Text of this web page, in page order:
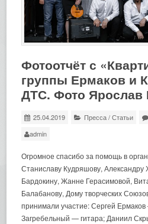
Фотоотчёт с
группы Ермаков и
ДТС. Фото Ярослав
25.04.2019 Пресса/Статьи
admin
Огромное спасибо за помощь в
Станиславу Кудряшову, Александру
Бардокину, Жанне Герасимовой,
Балабанову, Дому творческих
принимали участие: Сергей
Загребельный — гитара; Даниил